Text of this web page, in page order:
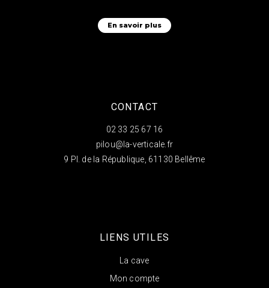
En savoir plus
CONTACT
02 33 25 67 16
pilou@la-verticale.fr
9 Pl. de la République, 61130 Bellême
LIENS UTILES
La cave
Mon compte